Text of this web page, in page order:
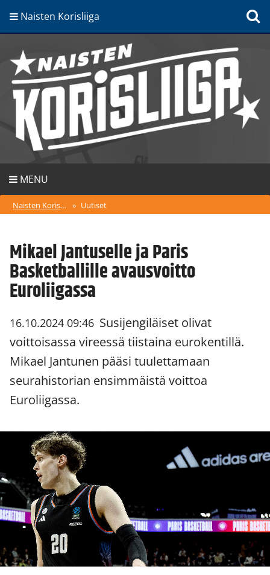
Naisten Korisliiga
MENU
Naisten Korisliiga » Uutiset
Mikael Jantuselle ja Paris
Basketballille avausvoitto
Euroliigassa
16.10.2024 09:46 Susijengiläiset olivat
voittoisassa vireessä tiistaina eurokentillä.
Mikael Jantunen pääsi tuulettamaan
seurahistorian ensimmäistä voittoa
Euroliigassa.